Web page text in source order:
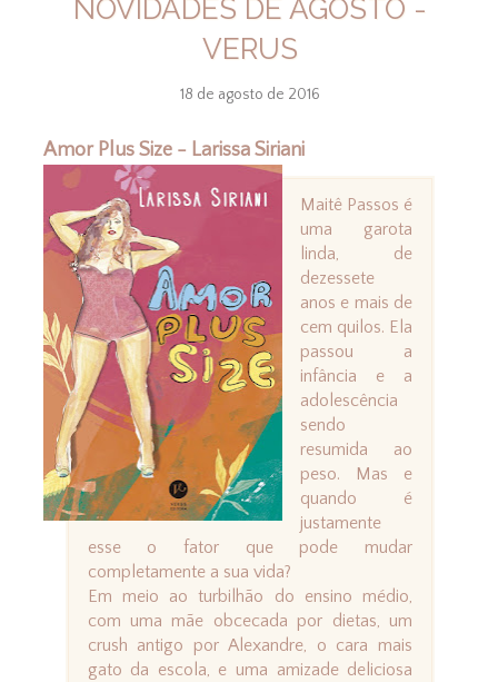
NOVIDADES DE AGOSTO -
VERUS
18 de agosto de 2016
Amor Plus Size - Larissa Siriani
Maitê Passos é
uma garota
linda, de
dezessete
anos e mais de
cem quilos. Ela
passou a
infância e a
adolescência
sendo
resumida ao
peso. Mas e
quando é
justamente
esse o fator que pode mudar
completamente a sua vida?
Em meio ao turbilhão do ensino médio,
com uma mãe obcecada por dietas, um
crush antigo por Alexandre, o cara mais
gato da escola, e uma amizade deliciosa